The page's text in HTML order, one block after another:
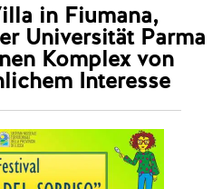
in Fiumana,
Universität Parma
Komplex von
Interesse